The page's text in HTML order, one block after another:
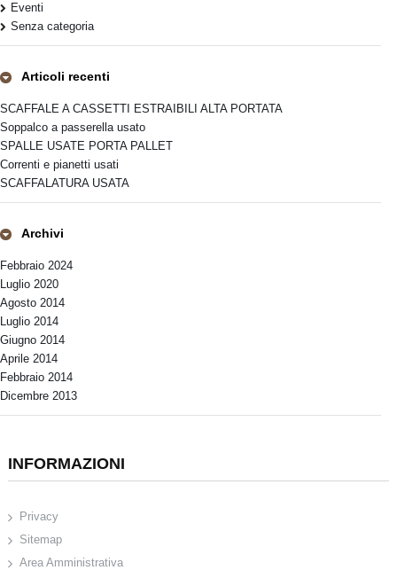
Eventi
Senza categoria
Articoli recenti
SCAFFALE A CASSETTI ESTRAIBILI ALTA PORTATA
Soppalco a passerella usato
SPALLE USATE PORTA PALLET
Correnti e pianetti usati
SCAFFALATURA USATA
Archivi
Febbraio 2024
Luglio 2020
Agosto 2014
Luglio 2014
Giugno 2014
Aprile 2014
Febbraio 2014
Dicembre 2013
INFORMAZIONI
Privacy
Sitemap
Area Amministrativa